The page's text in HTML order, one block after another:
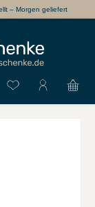
– Morgen geliefert
Du hast 0